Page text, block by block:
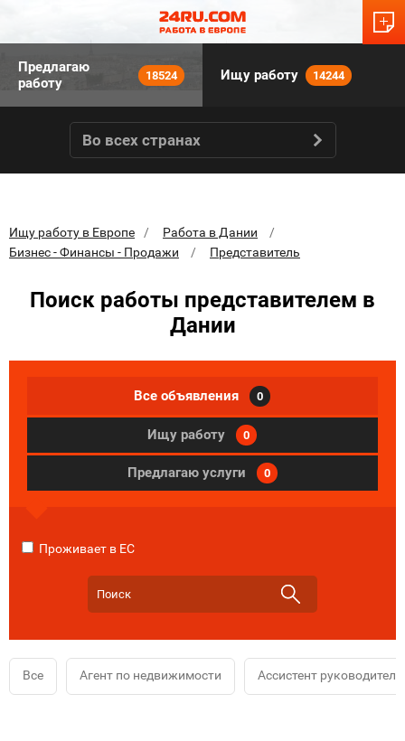
Предлагаю
работу
18524 Ищу работу 14244
Во всех странах
Ищу работу в Европе
Работа в Дании
Бизнес - Финансы - Продажи
Представитель
Поиск работы представителем в
Дании
Все объявления 0
Ищу работу 0
Предлагаю услуги 0
Проживает в ЕС
Все Агент по недвижимости Ассистент руководителя